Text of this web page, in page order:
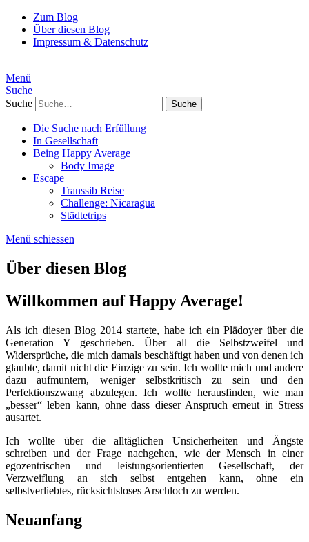
Zum Blog
Über diesen Blog
Impressum & Datenschutz
Menü
Suche
Suche
Die Suche nach Erfüllung
In Gesellschaft
Being Happy Average
Body Image
Escape
Transsib Reise
Challenge: Nicaragua
Städtetrips
Menü schiessen
Über diesen Blog
Willkommen auf Happy Average!
Als ich diesen Blog 2014 startete, habe ich ein Plädoyer über die
Generation Y geschrieben. Über all die Selbstzweifel und
Widersprüche, die mich damals beschäftigt haben und von denen ich
glaubte, damit nicht die Einzige zu sein. Ich wollte mich und andere
dazu aufmuntern, weniger selbstkritisch zu sein und den
Perfektionszwang abzulegen. Ich wollte herausfinden, wie man
„besser“ leben kann, ohne dass dieser Anspruch erneut in Stress
ausartet.
Ich wollte über die alltäglichen Unsicherheiten und Ängste
schreiben und der Frage nachgehen, wie der Mensch in einer
egozentrischen und leistungsorientierten Gesellschaft, der
Verzweiflung an sich selbst entgehen kann, ohne ein
selbstverliebtes, rücksichtsloses Arschloch zu werden.
Neuanfang